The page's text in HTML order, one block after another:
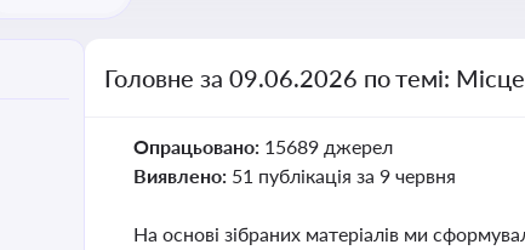
Головне за 09.06.2026 по темі:
Опрацьовано: 15689 джерел
Виявлено: 51 публікація за 9 червня
На основі зібраних матеріалів ми